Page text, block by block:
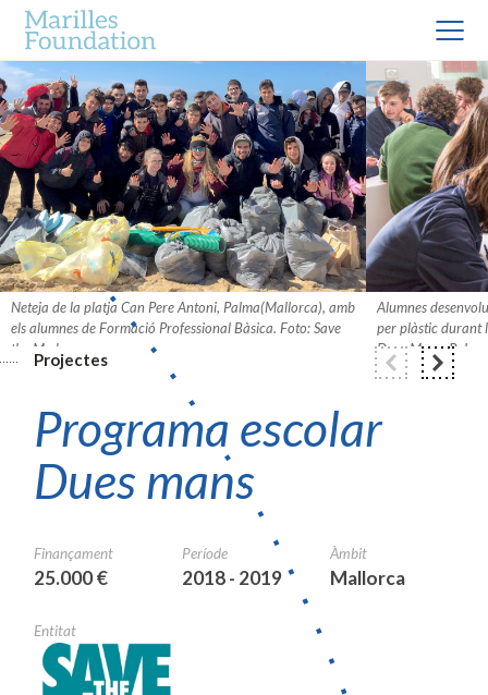
Neteja de la platja Can Pere Antoni, Palma(Mallorca), amb
els alumnes de Formació Professional Bàsica. Foto: Save
the Med.
Alumnes
per plàstic durant
Dues Mans,
Projectes
Programa escolar
Dues mans
Finançament
25.000 €
Període
2018 - 2019
Àmbit
Mallorca
Entitat